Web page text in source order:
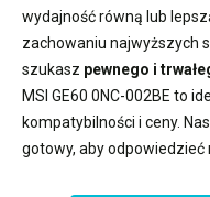
wydajność równą lub
zachowaniu najwyższych
szukasz pewnego i
MSI GE60 0NC-002BE to
kompatybilności i ceny.
gotowy, aby odpowiedzieć